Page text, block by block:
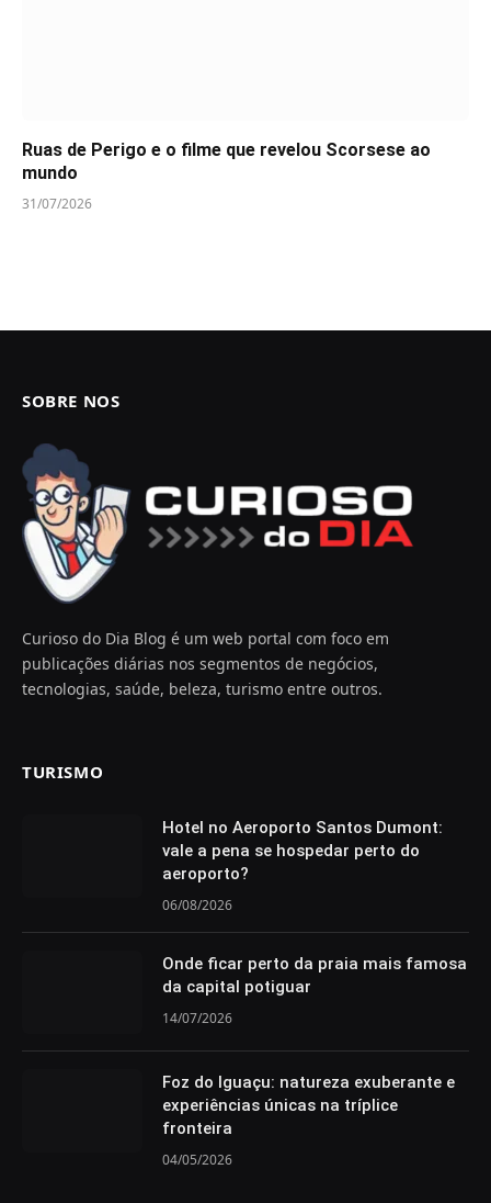
Ruas de Perigo e o filme que revelou Scorsese ao
mundo
31/07/2026
SOBRE NOS
Curioso do Dia Blog é um web portal com foco em
publicações diárias nos segmentos de negócios,
tecnologias, saúde, beleza, turismo entre outros.
TURISMO
Hotel no Aeroporto Santos Dumont:
vale a pena se hospedar perto do
aeroporto?
06/08/2026
Onde ficar perto da praia mais famosa
da capital potiguar
14/07/2026
Foz do Iguaçu: natureza exuberante e
experiências únicas na tríplice
fronteira
04/05/2026